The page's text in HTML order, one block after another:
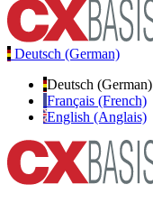
Deutsch (German)
Deutsch (German)
Français (French)
English (Anglais)